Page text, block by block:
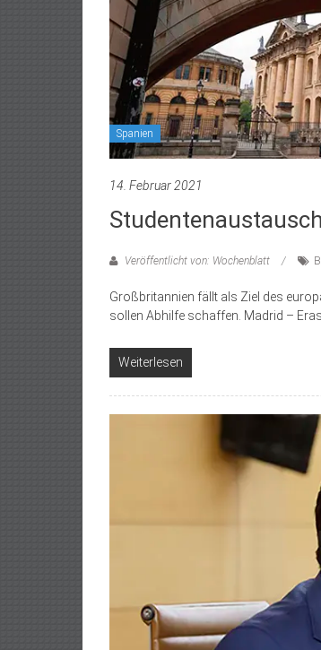
Spanien
14. Februar 2021
Veröffentlicht von: Wochenblatt
Großbritannien fällt als Ziel des
sollen Abhilfe schaffen. Madrid –
Weiterlesen